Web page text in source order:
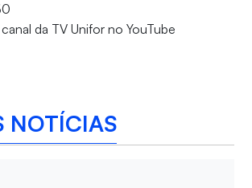
da TV Unifor no YouTube
NOTÍCIAS